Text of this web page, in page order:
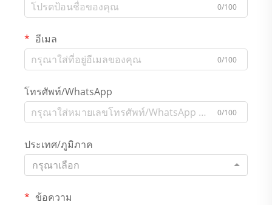
0/100
อีเมล
0/100
โทรศัพท์/WhatsApp
0/100
ประเทศ/ภูมิภาค
กรุณาเลือก
ข้อความ